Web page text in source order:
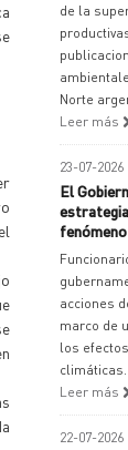
de la
Norte
Leer más
23-07-2026
El
acciones
marco de
los
climáticas.
Leer más
22-07-2026